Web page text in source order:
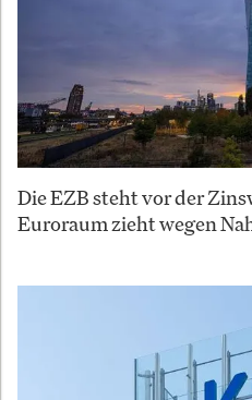
Die EZB steht vor der
Euroraum zieht wegen